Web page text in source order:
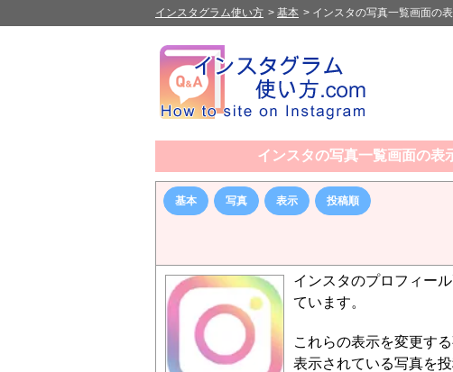
インスタグラム使い方 > 基本 > インスタの写真一覧画面の
インスタの写真一覧画面の表
基本 写真 表示 投稿順
インスタのプロフィー
ています。
これらの表示を変更す
表示されている写真を